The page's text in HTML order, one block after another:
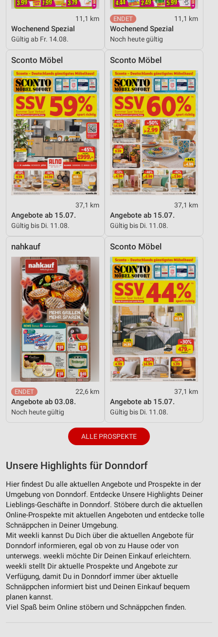
11,1 km
Wochenend Spezial
Gültig ab Fr. 14.08.
11,1 km
Wochenend Spezial
Noch heute gültig
Sconto Möbel
37,1 km
Angebote ab 15.07.
Gültig bis Di. 11.08.
Sconto Möbel
37,1 km
Angebote ab 15.07.
Gültig bis Di. 11.08.
nahkauf
22,6 km
Angebote ab 03.08.
Noch heute gültig
Sconto Möbel
37,1 km
Angebote ab 15.07.
Gültig bis Di. 11.08.
ALLE PROSPEKTE
Unsere Highlights für Donndorf
Hier findest Du alle aktuellen Angebote und Prospekte in der
Umgebung von Donndorf. Entdecke Unsere Highlights Deiner
Lieblings-Geschäfte in Donndorf. Stöbere durch die aktuellen
Online-Prospekte mit aktuellen Angeboten und entdecke tolle
Schnäppchen in Deiner Umgebung.
Mit weekli kannst Du Dich über die aktuellen Angebote für
Donndorf informieren, egal ob von zu Hause oder von
unterwegs. weekli möchte Dir Deinen Einkauf erleichtern.
weekli stellt Dir aktuelle Prospekte und Angebote zur
Verfügung, damit Du in Donndorf immer über aktuelle
Schnäppchen informiert bist und Deinen Einkauf bequem
planen kannst.
Viel Spaß beim Online stöbern und Schnäppchen finden.